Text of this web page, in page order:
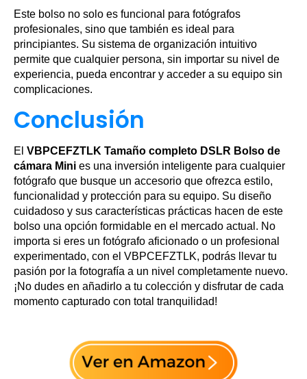
Este bolso no solo es funcional para fotógrafos
profesionales, sino que también es ideal para
principiantes. Su sistema de organización intuitivo
permite que cualquier persona, sin importar su nivel de
experiencia, pueda encontrar y acceder a su equipo sin
complicaciones.
Conclusión
El VBPCEFZTLK Tamaño completo DSLR Bolso de
cámara Mini es una inversión inteligente para cualquier
fotógrafo que busque un accesorio que ofrezca estilo,
funcionalidad y protección para su equipo. Su diseño
cuidadoso y sus características prácticas hacen de este
bolso una opción formidable en el mercado actual. No
importa si eres un fotógrafo aficionado o un profesional
experimentado, con el VBPCEFZTLK, podrás llevar tu
pasión por la fotografía a un nivel completamente nuevo.
¡No dudes en añadirlo a tu colección y disfrutar de cada
momento capturado con total tranquilidad!